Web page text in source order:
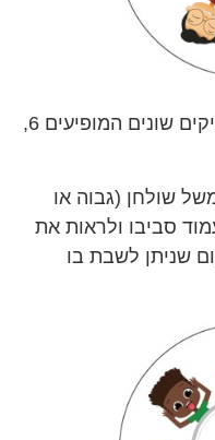
המשחק כולל 11 פרצופים מצחיקים שונים המופיעים 6,
שולחן (גבוה או
סביבו ולראות את
שניתן לשבת בו